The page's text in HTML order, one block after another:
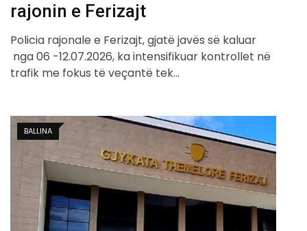
rajonin e Ferizajt
Policia rajonale e Ferizajt, gjatë javës së kaluar
nga 06 -12.07.2026, ka intensifikuar kontrollet në
trafik me fokus të veçantë tek…
BALLINA